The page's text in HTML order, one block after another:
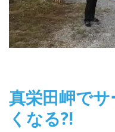
真栄田岬で
くなる?!